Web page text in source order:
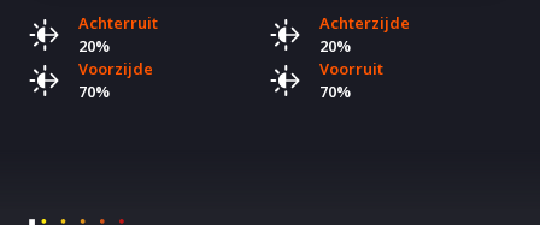
Achterruit
20%
Achterzijde
20%
Voorzijde
70%
Voorruit
70%